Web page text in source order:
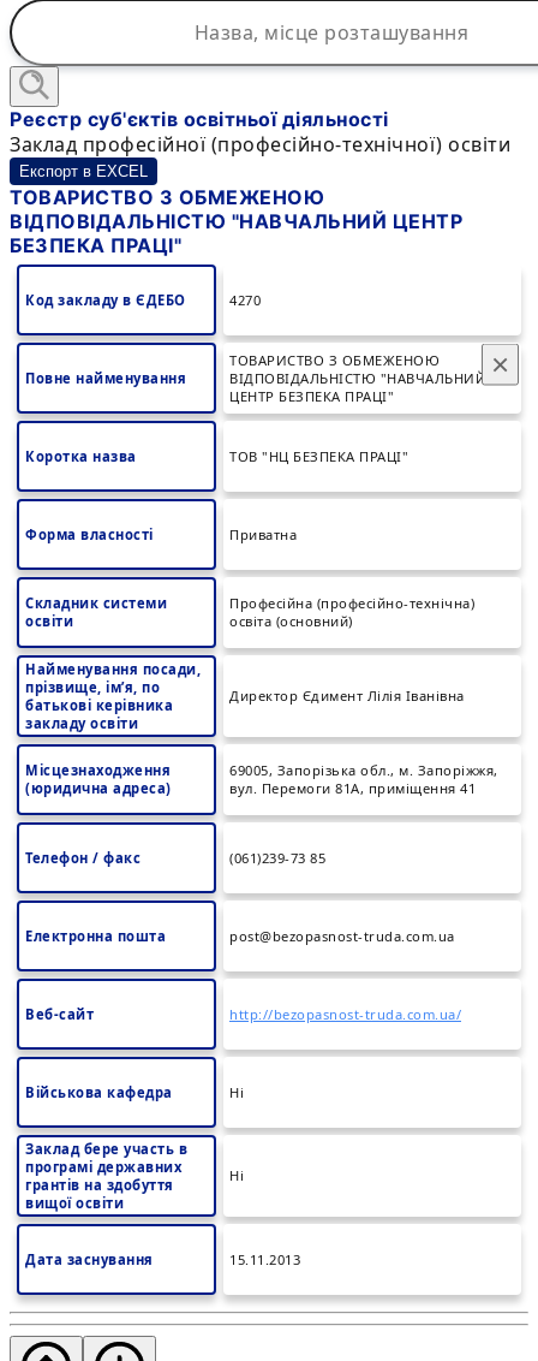
×
Реєстр суб'єктів освітньої діяльності
Заклад професійної (професійно-технічної) освіти
Експорт в EXCEL
ТОВАРИСТВО З ОБМЕЖЕНОЮ
ВІДПОВІДАЛЬНІСТЮ "НАВЧАЛЬНИЙ ЦЕНТР
БЕЗПЕКА ПРАЦІ"
Код закладу в ЄДЕБО 4270
Повне найменування
ТОВАРИСТВО З ОБМЕЖЕНОЮ
ВІДПОВІДАЛЬНІСТЮ "НАВЧАЛЬНИЙ
ЦЕНТР БЕЗПЕКА ПРАЦІ"
Коротка назва ТОВ "НЦ БЕЗПЕКА ПРАЦІ"
Форма власності Приватна
Складник системи
освіти
Професійна (професійно-технічна)
освіта (основний)
Найменування посади,
прізвище, ім’я, по
батькові керівника
закладу освіти
Директор Єдимент Лілія Іванівна
Місцезнаходження
(юридична адреса)
69005, Запорізька обл., м. Запоріжжя,
вул. Перемоги 81А, приміщення 41
Телефон / факс (061)239-73 85
Електронна пошта post@bezopasnost-truda.com.ua
Веб-сайт http://bezopasnost-truda.com.ua/
Військова кафедра Ні
Заклад бере участь в
програмі державних
грантів на здобуття
вищої освіти
Ні
Дата заснування 15.11.2013